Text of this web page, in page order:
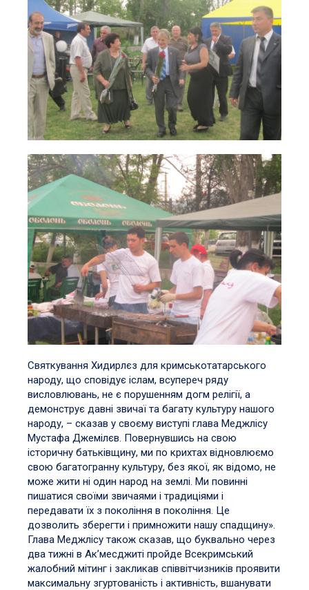
Святкування Хидирлєз для кримськотатарського
народу, що сповідує іслам, всупереч ряду
висловлювань, не є порушенням догм релігії, а
демонструє давні звичаї та багату культуру нашого
народу, – сказав у своєму виступі глава Меджлісу
Мустафа Джемілєв. Повернувшись на свою
історичну батьківщину, ми по крихтах відновлюємо
свою багатогранну культуру, без якої, як відомо, не
може жити ні один народ на землі. Ми повинні
пишатися своїми звичаями і традиціями і
передавати їх з покоління в покоління. Це
дозволить зберегти і примножити нашу спадщину».
Глава Меджлісу також сказав, що буквально через
два тижні в Ак’месджиті пройде Всекримський
жалобний мітинг і закликав співвітчизників проявити
максимальну згуртованість і активність, вшанувати